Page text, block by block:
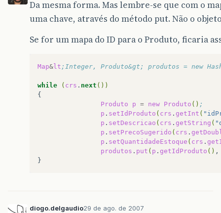
Da mesma forma. Mas lembre-se que com o
uma chave, através do método put. Não o
Se for um mapa do ID para o Produto, ficaria
Map& lt ;Integer, Produto&gt; produtos = new
while ( crs . next ())
{
Produto
p = new Produto () ;
p . setIdProduto ( crs . getInt (
p . setDescricao ( crs . getString (
p . setPrecoSugerido ( crs .
p . setQuantidadeEstoque ( crs .
produtos . put ( p . getIdProduto () ,
diogo.delgaudio29 de ago. de 2007